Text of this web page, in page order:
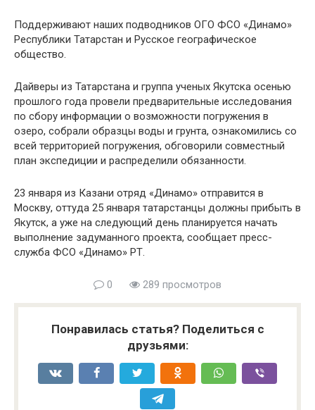
Поддерживают наших подводников ОГО ФСО «Динамо»
Республики Татарстан и Русское географическое
общество.
Дайверы из Татарстана и группа ученых Якутска осенью
прошлого года провели предварительные исследования
по сбору информации о возможности погружения в
озеро, собрали образцы воды и грунта, ознакомились со
всей территорией погружения, обговорили совместный
план экспедиции и распределили обязанности.
23 января из Казани отряд «Динамо» отправится в
Москву, оттуда 25 января татарстанцы должны прибыть в
Якутск, а уже на следующий день планируется начать
выполнение задуманного проекта, сообщает пресс-
служба ФСО «Динамо» РТ.
0 289 просмотров
Понравилась статья? Поделиться с
друзьями: